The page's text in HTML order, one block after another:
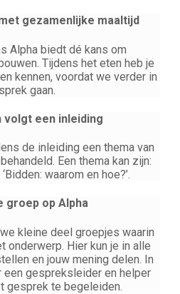
gezamenlijke maaltijd
Alpha biedt dé kans om
Tijdens het eten heb je
kennen, voordat we verder in
gaan.
volgt een inleiding
de inleiding een thema van
Een thema kan zijn:
waarom en hoe?’.
groep op Alpha
kleine deel groepjes waarin
onderwerp. Hier kun je in alle
en jouw mening delen. In
gespreksleider en helper
gesprek te begeleiden.